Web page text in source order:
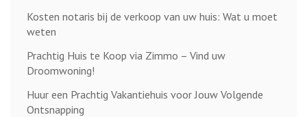
Kosten notaris bij de verkoop van uw huis: Wat u moet
weten
Prachtig Huis te Koop via Zimmo – Vind uw
Droomwoning!
Huur een Prachtig Vakantiehuis voor Jouw Volgende
Ontsnapping